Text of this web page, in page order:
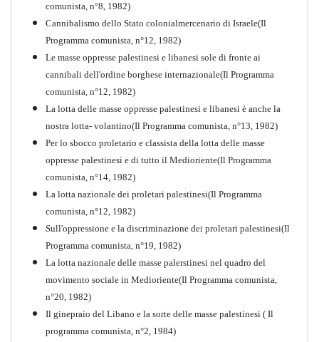
Perchè la Russia non era
comunista
Quaderno n°10
1917-2017 Ieri Oggi Domani
PDF Quaderno n°9
comunista, n°8, 1982)
Cannibalismo dello Stato colonialmercenario di Israele(Il
Programma comunista, n°12, 1982)
Le masse oppresse palestinesi e libanesi sole di fronte ai
cannibali dell'ordine borghese internazionale(Il Programma
comunista, n°12, 1982)
La lotta delle masse oppresse palestinesi e libanesi è anche la
nostra lotta- volantino(Il Programma comunista, n°13, 1982)
Per lo sbocco proletario e classista della lotta delle masse
oppresse palestinesi e di tutto il Medioriente(Il Programma
comunista, n°14, 1982)
La lotta nazionale dei proletari palestinesi(Il Programma
comunista, n°12, 1982)
Sull'oppressione e la discriminazione dei proletari palestinesi(Il
Programma comunista, n°19, 1982)
La lotta nazionale delle masse palerstinesi nel quadro del
movimento sociale in Medioriente(Il Programma comunista,
n°20, 1982)
Il ginepraio del Libano e la sorte delle masse palestinesi ( Il
programma comunista, n°2, 1984)